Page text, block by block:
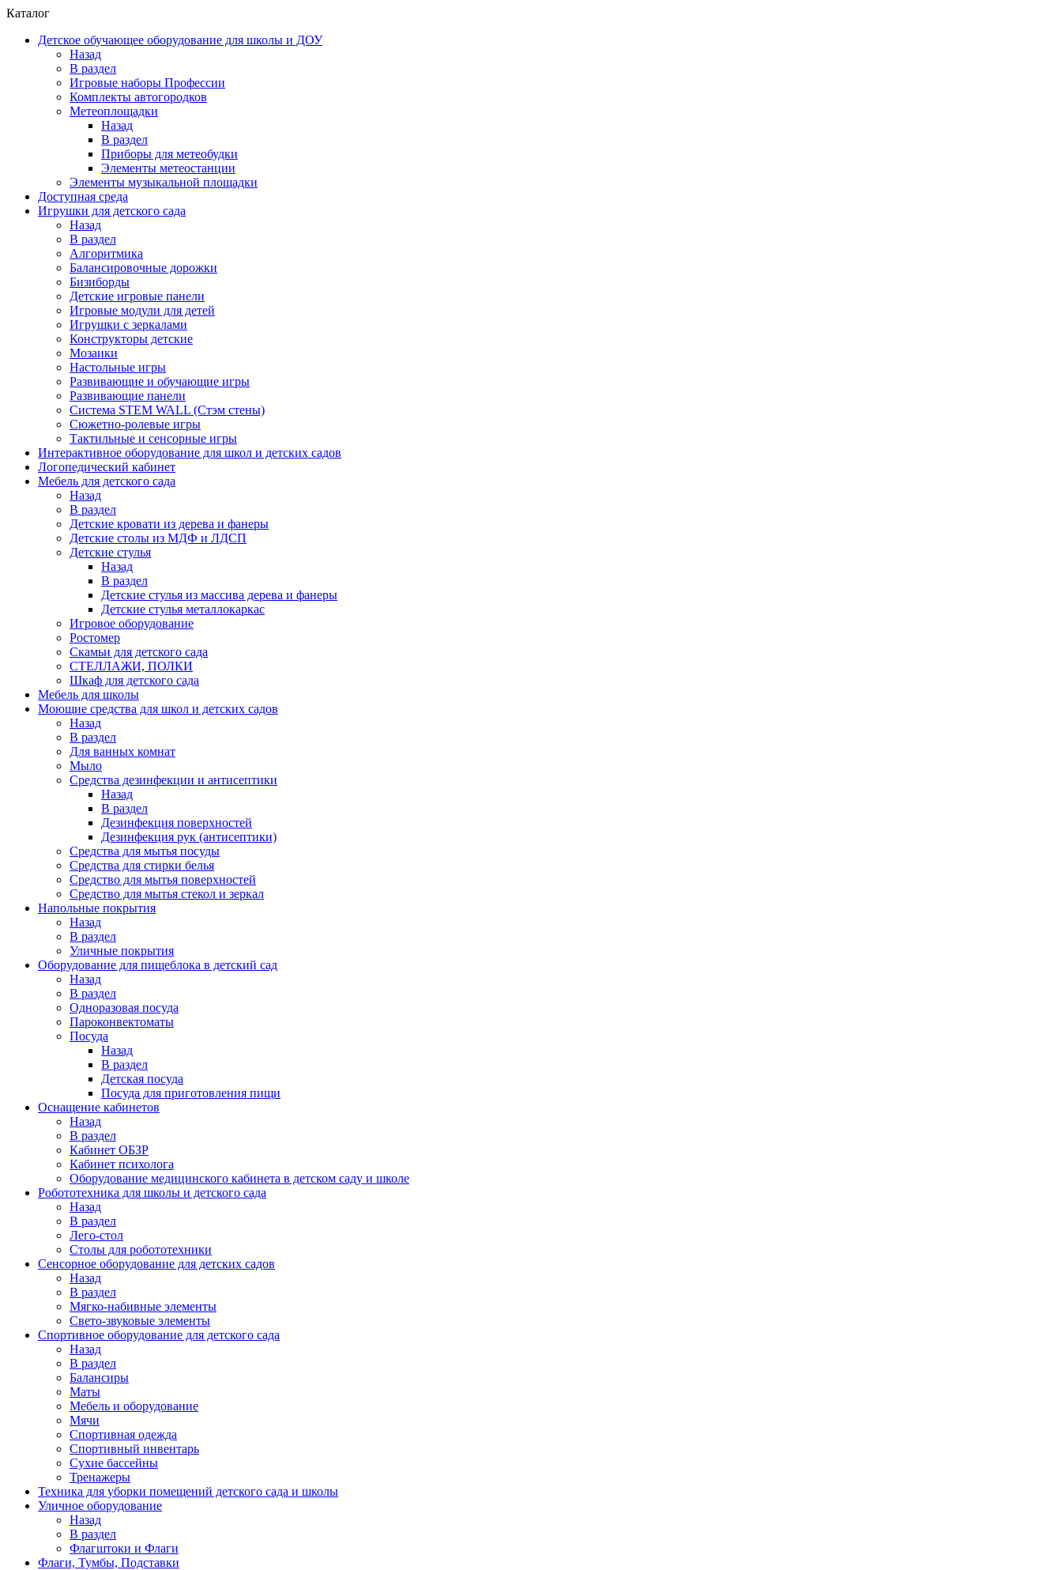
Каталог
Детское обучающее оборудование для школы и ДОУ
Назад
В раздел
Игровые наборы Профессии
Комплекты автогородков
Метеоплощадки
Назад
В раздел
Приборы для метеобудки
Элементы метеостанции
Элементы музыкальной площадки
Доступная среда
Игрушки для детского сада
Назад
В раздел
Алгоритмика
Балансировочные дорожки
Бизиборды
Детские игровые панели
Игровые модули для детей
Игрушки с зеркалами
Конструкторы детские
Мозаики
Настольные игры
Развивающие и обучающие игры
Развивающие панели
Система STEM WALL (Cтэм стены)
Сюжетно-ролевые игры
Тактильные и сенсорные игры
Интерактивное оборудование для школ и детских садов
Логопедический кабинет
Мебель для детского сада
Назад
В раздел
Детские кровати из дерева и фанеры
Детские столы из МДФ и ЛДСП
Детские стулья
Назад
В раздел
Детские стулья из массива дерева и фанеры
Детские стулья металлокаркас
Игровое оборудование
Ростомер
Скамьи для детского сада
СТЕЛЛАЖИ, ПОЛКИ
Шкаф для детского сада
Мебель для школы
Моющие средства для школ и детских садов
Назад
В раздел
Для ванных комнат
Мыло
Средства дезинфекции и антисептики
Назад
В раздел
Дезинфекция поверхностей
Дезинфекция рук (антисептики)
Средства для мытья посуды
Средства для стирки белья
Средство для мытья поверхностей
Средство для мытья стекол и зеркал
Напольные покрытия
Назад
В раздел
Уличные покрытия
Оборудование для пищеблока в детский сад
Назад
В раздел
Одноразовая посуда
Пароконвектоматы
Посуда
Назад
В раздел
Детская посуда
Посуда для приготовления пищи
Оснащение кабинетов
Назад
В раздел
Кабинет ОБЗР
Кабинет психолога
Оборудование медицинского кабинета в детском саду и школе
Робототехника для школы и детского сада
Назад
В раздел
Лего-стол
Столы для робототехники
Сенсорное оборудование для детских садов
Назад
В раздел
Мягко-набивные элементы
Свето-звуковые элементы
Спортивное оборудование для детского сада
Назад
В раздел
Балансиры
Маты
Мебель и оборудование
Мячи
Спортивная одежда
Спортивный инвентарь
Сухие бассейны
Тренажеры
Техника для уборки помещений детского сада и школы
Уличное оборудование
Назад
В раздел
Флагштоки и Флаги
Флаги, Тумбы, Подставки